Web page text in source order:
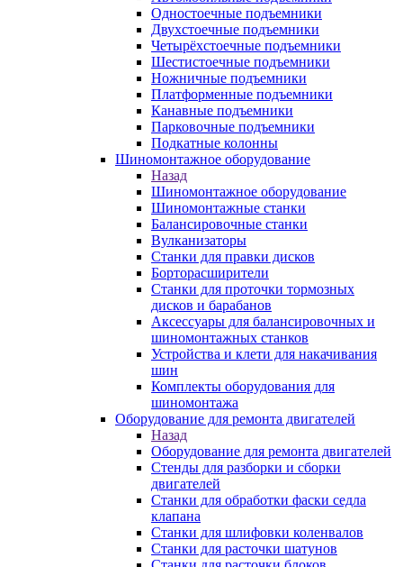
Одностоечные подъемники
Двухстоечные подъемники
Четырёхстоечные подъемники
Шестистоечные подъемники
Ножничные подъемники
Платформенные подъемники
Канавные подъемники
Парковочные подъемники
Подкатные колонны
Шиномонтажное оборудование
Назад
Шиномонтажное оборудование
Шиномонтажные станки
Балансировочные станки
Вулканизаторы
Станки для правки дисков
Борторасширители
Станки для проточки тормозных
дисков и барабанов
Аксессуары для балансировочных и
шиномонтажных станков
Устройства и клети для накачивания
шин
Комплекты оборудования для
шиномонтажа
Оборудование для ремонта двигателей
Назад
Оборудование для ремонта двигателей
Стенды для разборки и сборки
двигателей
Станки для обработки фаски седла
клапана
Станки для шлифовки коленвалов
Станки для расточки шатунов